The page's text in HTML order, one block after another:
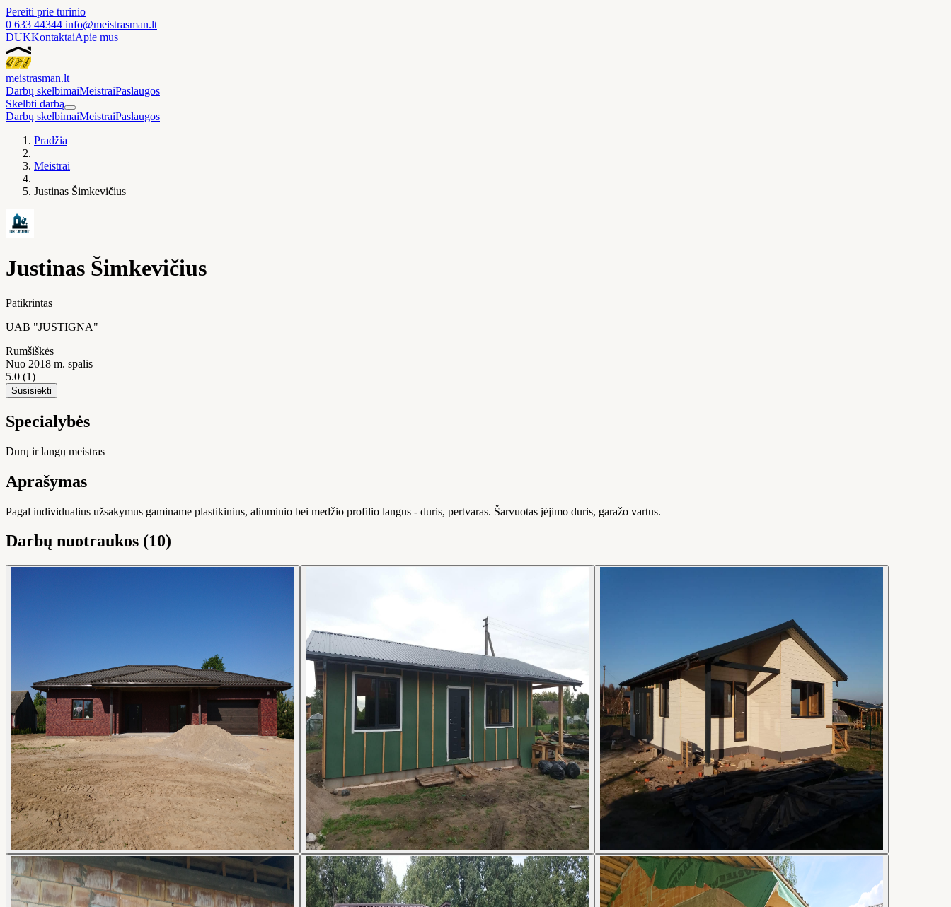
Pereiti prie turinio
0 633 44344 info@meistrasman.lt
DUKKontaktaiApie mus
meistrasman.lt
Darbų skelbimaiMeistraiPaslaugos
Skelbti darbą
Darbų skelbimaiMeistraiPaslaugos
Pradžia
Meistrai
Justinas Šimkevičius
Justinas Šimkevičius
Patikrintas
UAB "JUSTIGNA"
Rumšiškės
Nuo 2018 m. spalis
5.0 (1)
Susisiekti
Specialybės
Durų ir langų meistras
Aprašymas
Pagal individualius užsakymus gaminame plastikinius, aliuminio bei medžio profilio langus - duris, pertvaras. Šarvuotas įėjimo duris, garažo vartus.
Darbų nuotraukos (10)